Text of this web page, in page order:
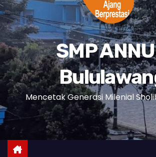
SMP
Mencetak Generasi Milenial